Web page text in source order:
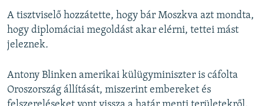
A tisztviselő hozzátette, hogy bár Moszkva azt mondta,
hogy diplomáciai megoldást akar elérni, tettei mást
jeleznek.
Antony Blinken amerikai külügyminiszter is cáfolta
Oroszország állítását, miszerint embereket és